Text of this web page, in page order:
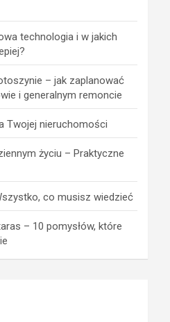
technologia i w jakich
– jak zaplanować
i generalnym remoncie
Twojej nieruchomości
życiu – Praktyczne
co musisz wiedzieć
– 10 pomysłów, które